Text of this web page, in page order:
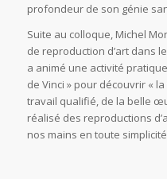
profondeur de son génie
Suite au colloque, Michel
de reproduction d’art dans
a animé une activité
de Vinci » pour découvrir «
travail qualifié, de la belle
réalisé des reproductions
nos mains en toute